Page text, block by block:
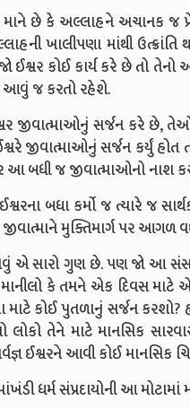
માને છે કે અલ્લાહને અચાનક જ
ખાલીપણા માંથી ઉત્ક્રાંતિ
ઈશ્વર કોઈ કાર્ય કરે છે તો
જ કરતો રહેશે.
સર્જન કરે છે, તેઓ
જીવાત્માઓનું સર્જન કર્યું હોત
આ બધી જ જીવાત્માઓનો નાશ
બધા કર્મો જ ત્યારે જ
મુક્તિમાર્ગ પર આગળ
એ સારો ગુણ છે. પણ જો આ
કે તમને એક દિવસ માટે
માટે કોઈ પુતળાનું સર્જન
લોકો તેને માટે માનસિક
ઈશ્વરને આવી કોઈ
ધર્મ સંપ્રદાયોની આ મોટામાં